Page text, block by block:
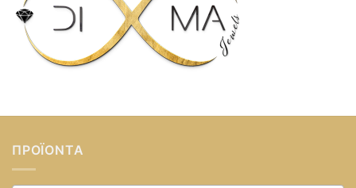
ΠΡΟΪΌΝΤΑ